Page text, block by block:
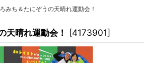
みち＆たにぞうの天晴れ運動会！
天晴れ運動会！ [4173901]